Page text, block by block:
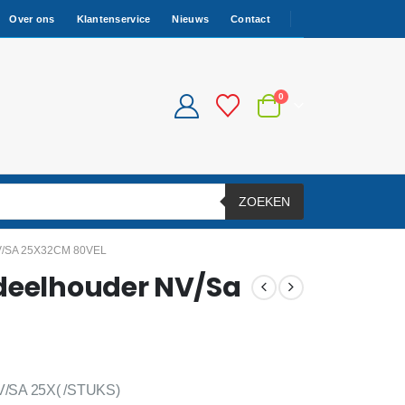
Over ons Klantenservice Nieuws Contact
0
ZOEKEN
SA 25X32CM 80VEL
NV/Sa
SA 25X( /STUKS)